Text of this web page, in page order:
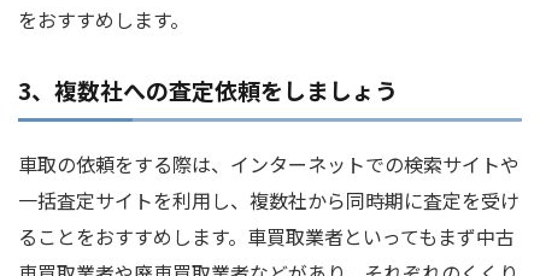
をおすすめします。
3、複数社への査定依頼をしましょう
車取の依頼をする際は、インターネットでの検索サイトや
一括査定サイトを利用し、複数社から同時期に査定を受け
ることをおすすめします。車買取業者といってもまず中古